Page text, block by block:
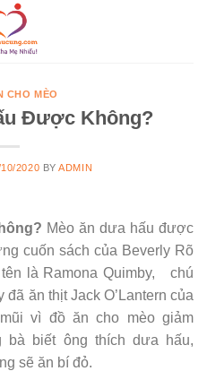
CHO MÈO
Được Không?
2020 BYADMIN
Mèo ăn dưa hấu được
cuốn sách của Beverly Rõ
là Ramona Quimby, chú
ăn thịt Jack O’Lantern của
vì đồ ăn cho mèo giảm
biết ông thích dưa hấu,
sẽ ăn bí đỏ.